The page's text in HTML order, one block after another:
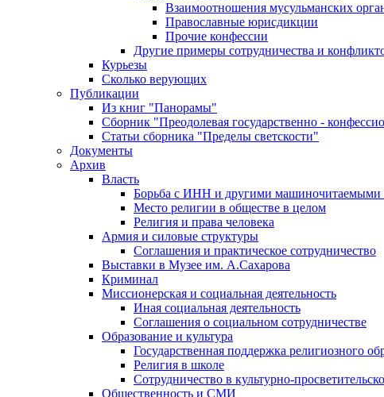
Взаимоотношения мусульманских
Православные юрисдикции
Прочие конфессии
Другие примеры сотрудничества и
Курьезы
Сколько верующих
Публикации
Из книг "Панорамы"
Сборник "Преодолевая государственно -
Статьи сборника "Пределы светскости"
Документы
Архив
Власть
Борьба с ИНН и другими машиночитаемыми
Место религии в обществе в целом
Религия и права человека
Армия и силовые структуры
Соглашения и практическое сотрудничество
Выставки в Музее им. А.Сахарова
Криминал
Миссионерская и социальная деятельность
Иная социальная деятельность
Соглашения о социальном сотрудничестве
Образование и культура
Государственная поддержка религиозного
Религия в школе
Сотрудничество в культурно-
Общественность и СМИ